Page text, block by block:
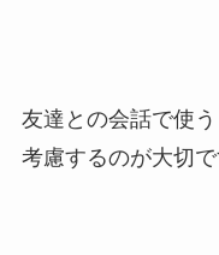
友達との会話で使
考慮するのが大切で